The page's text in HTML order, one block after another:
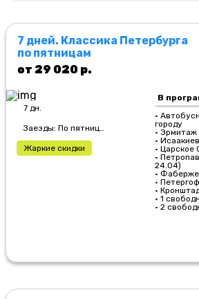
7 дней. Классика Петербурга
по пятницам
от 29 020 р.
7 дн.
Заезды: По пятницам
Жаркие скидки
В
•
городу
• Эрмитаж
•
• Царское
•
24.04)
• Фаберже
• Петергоф
•
• 1
• 2